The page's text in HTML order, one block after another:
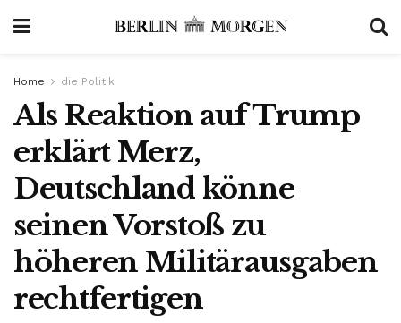
Home die Politik
Als Reaktion auf Trump
erklärt Merz,
Deutschland könne
seinen Vorstoß zu
höheren Militärausgaben
rechtfertigen